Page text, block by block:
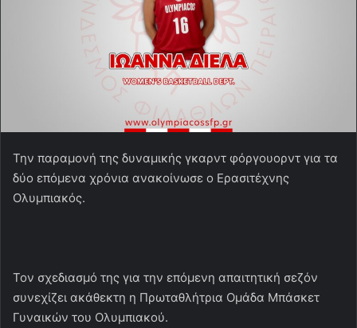
Την παραμονή της δυναμικής γκαρντ φόργουορντ για τα
δύο επόμενα χρόνια ανακοίνωσε ο Ερασιτέχνης
Ολυμπιακός.
Τον σχεδιασμό της για την επόμενη απαιτητική σεζόν
συνεχίζει ακάθεκτη η Πρωταθλήτρια Ομάδα Μπάσκετ
Γυναικών του Ολυμπιακού.